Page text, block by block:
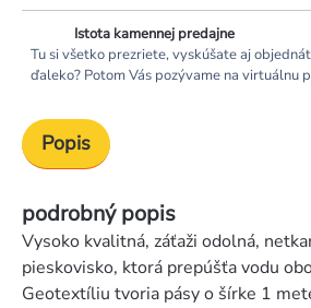
Istota kamennej predajne
Tu si všetko prezriete, vyskúšate aj
ďaleko? Potom Vás pozývame na virtuálnu
Popis
podrobný popis
Vysoko kvalitná, záťaži odolná,
pieskovisko, ktorá prepúšťa vodu
Geotextíliu tvoria pásy o šírke 1